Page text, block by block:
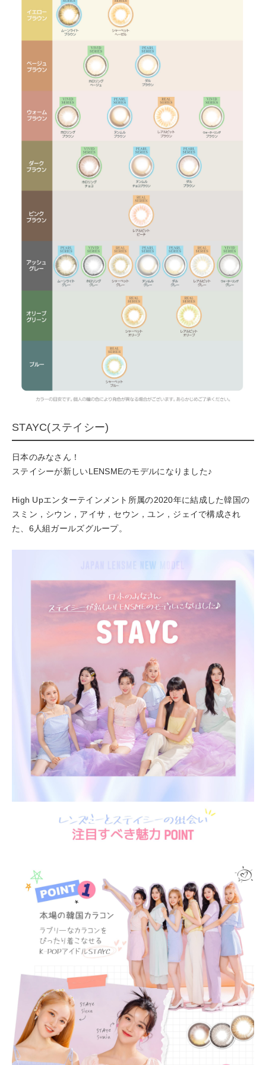
STAYC(ステイシー)
日本のみなさん！
ステイシーが新しいLENSMEのモデルになりました♪
High Upエンターテインメント所属の2020年に結成した韓国の
スミン，シウン，アイサ，セウン，ユン，ジェイで構成され
た、6人組ガールズグループ。